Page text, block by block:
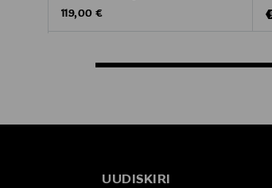
Original Price
119,00 €
UUDISKIRI